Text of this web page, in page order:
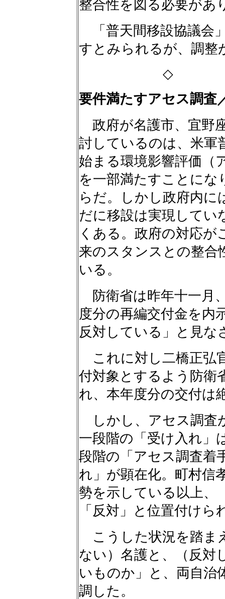
整合性を図る必要があ
「普天間移設協議会
すとみられるが、調整
◇
要件満たすアセス調査
政府が名護市、宜野
討しているのは、米軍
始まる環境影響評価（
を一部満たすことにな
らだ。しかし政府内に
だに移設は実現してい
くある。政府の対応
来のスタンスとの整合
いる。
防衛省は昨年十一月
度分の再編交付金を内
反対している」と見な
これに対し二橋正弘
付対象とするよう防衛
れ、本年度分の交付は
しかし、アセス調査
一段階の「受け入れ」
段階の「アセス調査着
れ」が顕在化。町村信
勢を示している以上、
「反対」と位置付け
こうした状況を踏ま
ない）名護と、（反対
いものか」と、両自治
調した。